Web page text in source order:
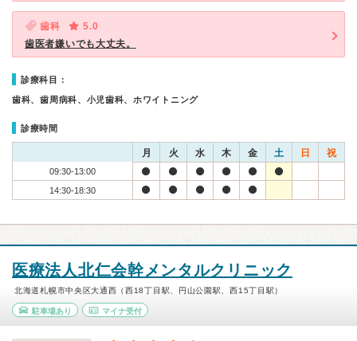
歯科
5.0
歯医者嫌いでも大丈夫。
診療科目：
歯科、歯周病科、小児歯科、ホワイトニング
診療時間
月 火 水 木 金 土 日 祝
09:30-13:00
14:30-18:30
医療法人北仁会幹メンタルクリニック
北海道札幌市中央区大通西（西18丁目駅、円山公園駅、西15丁目駅）
駐車場あり マイナ受付